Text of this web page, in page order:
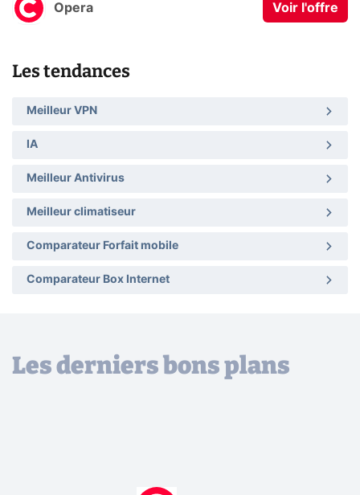
Opera Voir l'offre
Les tendances
Meilleur VPN
IA
Meilleur Antivirus
Meilleur climatiseur
Comparateur Forfait mobile
Comparateur Box Internet
Les derniers bons plans